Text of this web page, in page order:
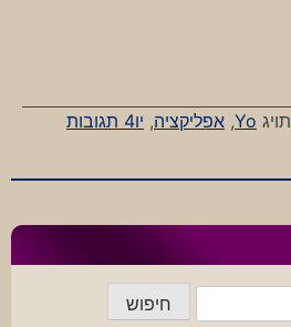
תויג Yo
, אפליקציה, יו4 תגובות
על